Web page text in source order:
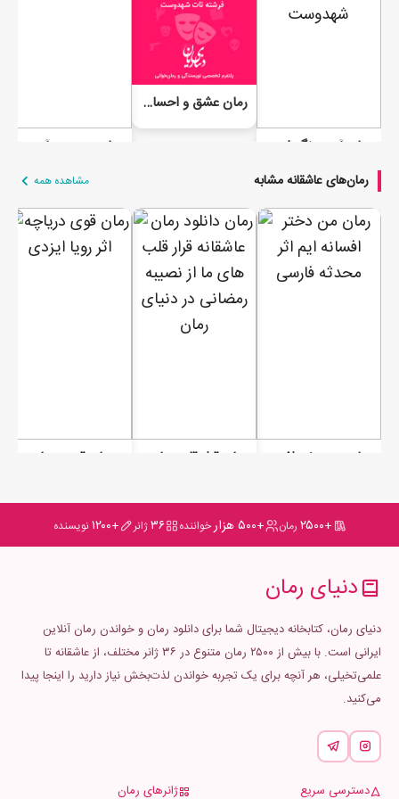
بابا پوزخندی زد وگفت:پلیس؟هه...اونا از هیچی وهیچ کسی نمی
ترسند..اونا...(توی چشمام خیره شد وگفت:اونا دل نترسی دارند دختر.
اینو بفهم..حتی می تونند تو رو به راحتی بکشند ومطمئن باش ککشون
با ترس اب دهانم رو قورت دادم وگفتم:منو بکشند؟اخه چرا؟
ادامه رمان در اپلیکیشن شروع مطالعه آنلاین رمان
رمان عشق و احساس من
رمان‌های عاشقانه مشابه مشاهده همه
رمان قوی دریاچه
+۲۵۰۰ رمان +۵۰۰ هزار خواننده ۳۶ژانر +۱۲۰۰ نویسنده
دنیای رمان
دنیای رمان، کتابخانه دیجیتال شما برای دانلود رمان و خواندن رمان آنلاین
ایرانی است. با بیش از ۲۵۰۰ رمان متنوع در ۳۶ ژانر مختلف، از عاشقانه تا
علمی‌تخیلی، هر آنچه برای یک تجربه خواندن لذت‌بخش نیاز دارید را اینجا پیدا
می‌کنید.
دسترسی سریع ژانرهای رمان